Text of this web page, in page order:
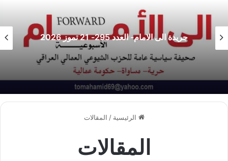
جريدة الى الامام- العدد 295- 21 تموز 2026
الرئيسية / المقالات
المقالات